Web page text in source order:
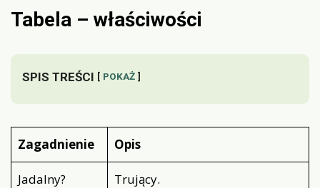
Tabela – właściwości
SPIS TREŚCI POKAŻ
Zagadnienie Opis
Jadalny? Trujący.